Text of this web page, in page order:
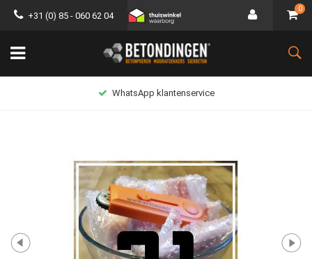
+31 (0) 85 - 060 62 04
0
WhatsApp klantenservice